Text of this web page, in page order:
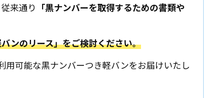
来通り 「黒ナンバーを取得するための書類や
ンのリース」をご検討ください。
可能な黒ナンバーつき軽バンをお届けいたし